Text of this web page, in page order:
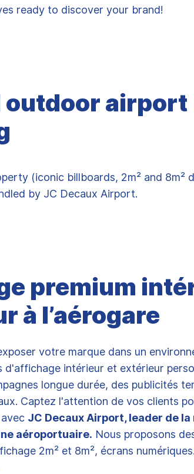
ready to discover your brand!
outdoor airport
(iconic billboards, 2m² and 8m²
by JC Decaux Airport.
premium
à l’aérogare
votre marque dans un
d'affichage intérieur et extérieur
longue durée, des publicités
Captez l'attention de vos clients
JC Decaux Airport, leader de la
aéroportuaire. Nous proposons
2m² et 8m², écrans